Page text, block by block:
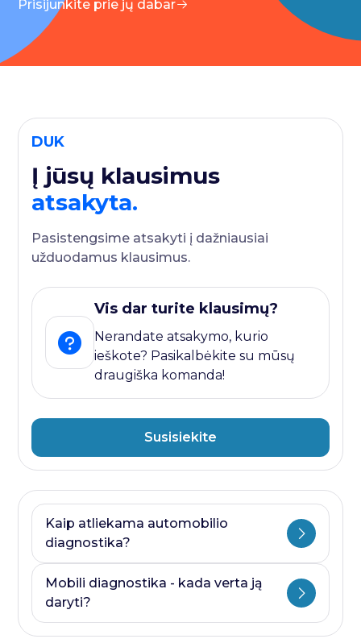
Prisijunkite prie jų dabar
DUK
Į jūsų klausimus
atsakyta.
Pasistengsime atsakyti į dažniausiai
užduodamus klausimus.
Vis dar turite klausimų?
Nerandate atsakymo, kurio
ieškote? Pasikalbėkite su mūsų
draugiška komanda!
Susisiekite
Kaip atliekama automobilio
diagnostika?
Ji visada prasideda nuo kompiuterines
diagnostikos ir baigiasi papildomais
Mobili diagnostika - kada verta ją
daryti?